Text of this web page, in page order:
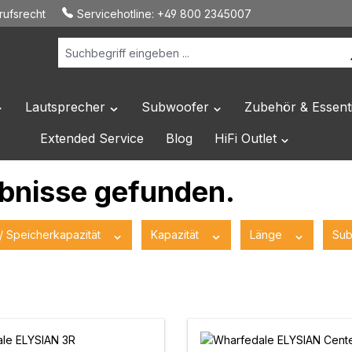
Servicehotline: +49 800 2345007
der Kategorie Hersteller
oder Schließe das Dropdown der Kategorie HiFi Elektronik
Lautsprecher Öffne oder Schließe das Dropdown der
Subwoofer Öffne oder Schließe das
Zubehör &
Extended Service Blog HiFi Outlet Öffne oder
gefunden.
Speicherkapazität Kapazität Länge